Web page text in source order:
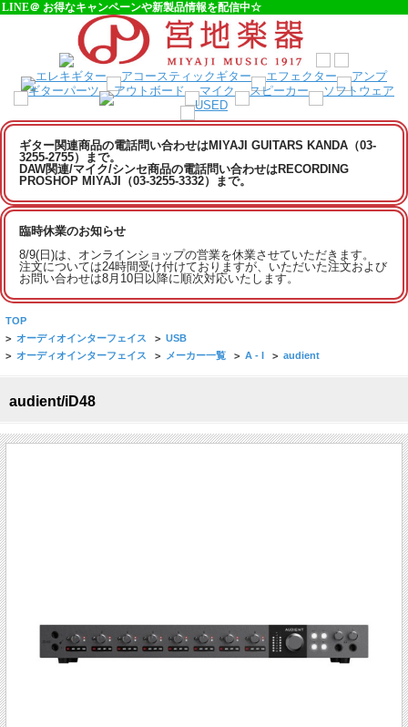
LINE＠ お得なキャンペーンや新製品情報を配信中☆
ギター関連商品の電話問い合わせはMIYAJI GUITARS KANDA（03-
3255-2755）まで。
DAW関連/マイク/シンセ商品の電話問い合わせはRECORDING
PROSHOP MIYAJI（03-3255-3332）まで。
臨時休業のお知らせ
8/9(日)は、オンラインショップの営業を休業させていただきます。
注文については24時間受け付けておりますが、いただいた注文および
お問い合わせは8月10日以降に順次対応いたします。
TOP
> オーディオインターフェイス > USB
> オーディオインターフェイス > メーカー一覧 > A - I > audient
audient/iD48